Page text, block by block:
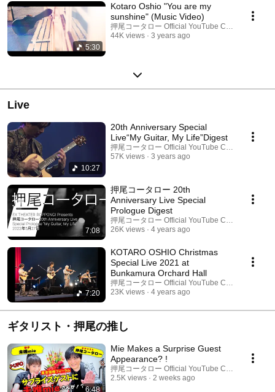
5:30
Kotaro Oshio "You are my
sunshine" (Music Video)
押尾コータロー Official YouTube Channel
44K views
3 years ago
Live
10:27
20th Anniversary Special
Live“My Guitar, My Life”Digest
押尾コータロー Official YouTube Channel
57K views
3 years ago
7:08
押尾コータロー 20th
Anniversary Live Special
Prologue Digest
押尾コータロー Official YouTube Channel
26K views
4 years ago
7:20
KOTARO OSHIO Christmas
Special Live 2021 at
Bunkamura Orchard Hall
押尾コータロー Official YouTube Channel
23K views
4 years ago
ギタリスト・押尾の推し
6:48
Mie Makes a Surprise Guest
Appearance? !
押尾コータロー Official YouTube Channel
2.5K views
2 weeks ago